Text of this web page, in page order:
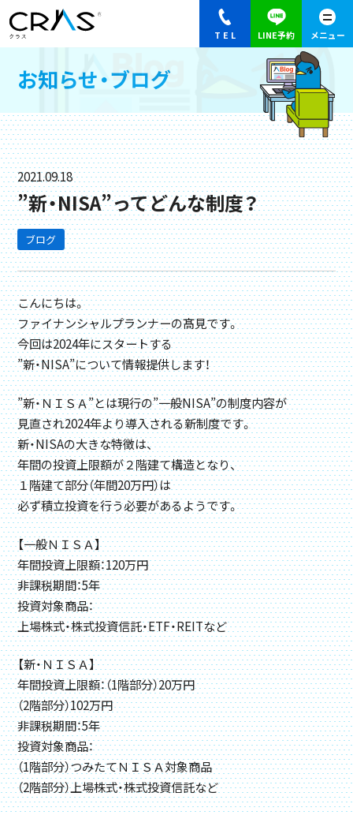
お知らせ・ブログ
2021.09.18
”新・NISA”ってどんな制度？
ブログ
こんにちは。
ファイナンシャルプランナーの髙見です。
今回は2024年にスタートする
”新・NISA”について情報提供します！
”新・ＮＩＳＡ”とは現行の”一般NISA”の制度内容が
見直され2024年より導入される新制度です。
新・NISAの大きな特徴は、
年間の投資上限額が２階建て構造となり、
１階建て部分（年間20万円）は
必ず積立投資を行う必要があるようです。
【一般ＮＩＳＡ】
年間投資上限額：120万円
非課税期間：5年
投資対象商品：
上場株式・株式投資信託・ETF・REITなど
【新・ＮＩＳＡ】
年間投資上限額：（1階部分）20万円
（2階部分）102万円
非課税期間：5年
投資対象商品：
（1階部分）つみたてＮＩＳＡ対象商品
（2階部分）上場株式・株式投資信託など